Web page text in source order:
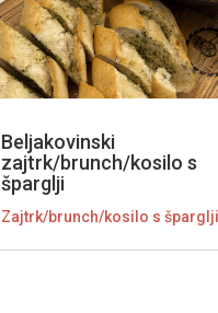
Beljakovinski
zajtrk/brunch/kosilo s
šparglji
Zajtrk/brunch/kosilo s